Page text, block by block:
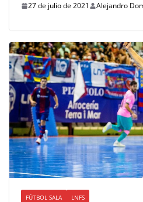
27 de julio de 2021 Alejandro
FÚTBOL SALA LNFS